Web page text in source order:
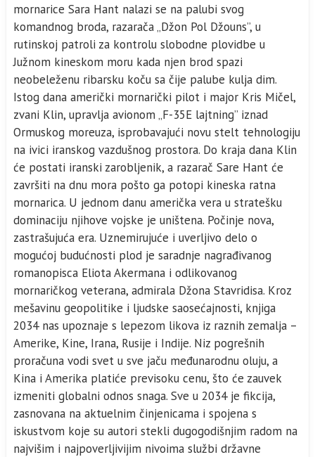
mornarice Sara Hant nalazi se na palubi svog
komandnog broda, razarača „Džon Pol Džouns”, u
rutinskoj patroli za kontrolu slobodne plovidbe u
Južnom kineskom moru kada njen brod spazi
neobeleženu ri­barsku koču sa čije palube kulja dim.
Istog dana američki morna­rički pilot i major Kris Mičel,
zvani Klin, upravlja avionom „F-35E lajtning” iznad
Ormuskog moreuza, isprobavajući novu stelt tehnologiju
na ivici iranskog vazdušnog prostora. Do kraja dana Klin
će postati iranski zarobljenik, a razarač Sare Hant će
završiti na dnu mora pošto ga potopi kineska ratna
mornarica. U jednom danu američka vera u stratešku
dominaciju njihove vojske je uništena. Počinje nova,
zastrašujuća era. Uznemirujuće i uverljivo delo o
mogućoj budućnosti plod je sarad­nje nagrađivanog
romanopisca Eliota Akermana i odlikovanog
mornaričkog veterana, admirala Džona Stavridisa. Kroz
mešavi­nu geopolitike i ljudske saosećajnosti, knjiga
2034 nas upoznaje s lepezom likova iz raznih zemalja –
Amerike, Kine, Irana, Rusije i Indije. Niz pogrešnih
proračuna vodi svet u sve jaču međunarod­nu oluju, a
Kina i Amerika platiće previsoku cenu, što će zauvek
izmeniti globalni odnos snaga. Sve u 2034 je fikcija,
zasnovana na aktuelnim činjenicama i spoje­na s
iskustvom koje su autori stekli dugogodišnjim radom na
najvi­šim i najpoverljivijim nivoima službi državne